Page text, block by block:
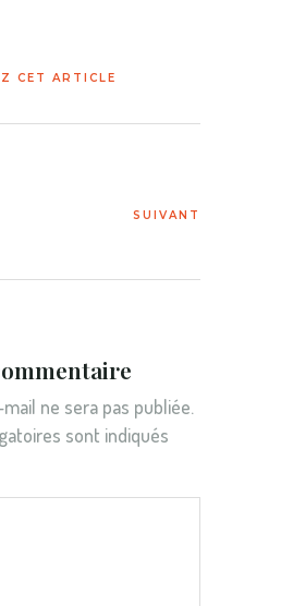
ne sera pas publiée.
sont indiqués